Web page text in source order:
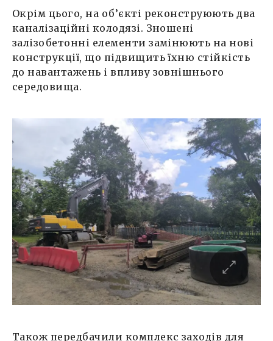
Окрім цього, на об’єкті реконструюють два
каналізаційні колодязі. Зношені
залізобетонні елементи замінюють на нові
конструкції, що підвищить їхню стійкість
до навантажень і впливу зовнішнього
середовища.
Також передбачили комплекс заходів для